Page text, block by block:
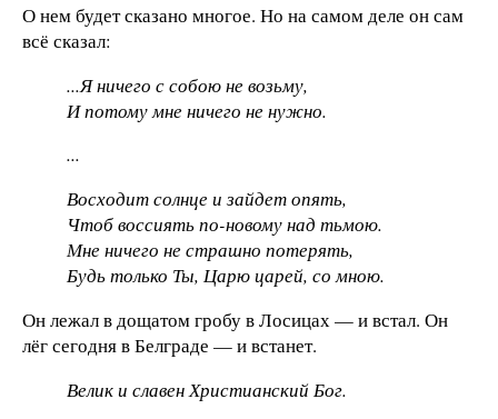
О нем будет сказано многое. Но на самом деле он сам
всё сказал:
...Я ничего с собою не возьму,
И потому мне ничего не нужно.
...
Восходит солнце и зайдет опять,
Чтоб воссиять по-новому над тьмою.
Мне ничего не страшно потерять,
Будь только Ты, Царю царей, со мною.
Он лежал в дощатом гробу в Лосицах — и встал. Он
лёг сегодня в Белграде — и встанет.
Велик и славен Христианский Бог.